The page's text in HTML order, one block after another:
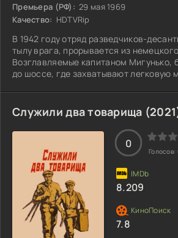
Премьера (РФ): 29 мая 1969
Качество: HDTVRip
В 1942 году отряд разведчиков-
тылу врага, прорывается из
Возглавляемые капитаном Мигунько,
до шоссе, где захватывают легковую
решает с его помощью проникнуть в
центр фашистов и ликвидировать
Служили два товарища
0
Голосов:
8.209
7.8